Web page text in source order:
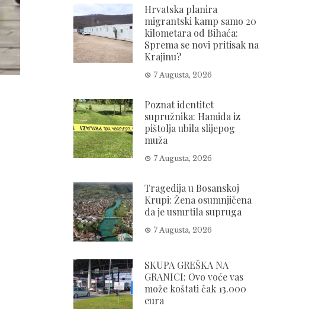
Hrvatska planira
migrantski kamp samo 20
kilometara od Bihaća:
Sprema se novi pritisak na
Krajinu?
7 Augusta, 2026
Poznat identitet
supružnika: Hamida iz
pištolja ubila slijepog
muža
7 Augusta, 2026
Tragedija u Bosanskoj
Krupi: Žena osumnjičena
da je usmrtila supruga
7 Augusta, 2026
SKUPA GREŠKA NA
GRANICI: Ovo voće vas
može koštati čak 13.000
eura